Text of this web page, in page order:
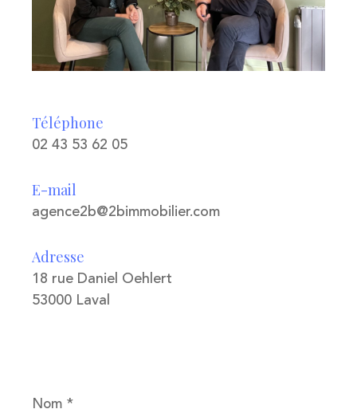
Téléphone
02 43 53 62 05
E-mail
agence2b@2bimmobilier.com
Adresse
18 rue Daniel Oehlert
53000 Laval
*